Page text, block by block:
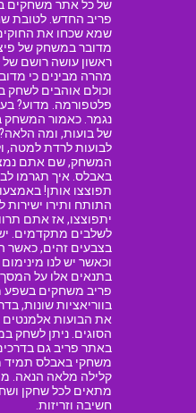
של כל אתר משחקים
פריב החדש. לטובת
שמא שכחו את החוקים
מדובר במשחק של
ראשון עושה רושם
מהרה מבינים כי
וכולם אוהבים לשחק
פלטפורמה. מדוע?
נגמר. כאמור המשחק
של בועות, ומה
לבועות לרדת למטה,
המשחק, שם אתם
באבלס. איך תגרמו
תפוצצו אותן!
התותח ותירו
יתפוצצו, אז אתם
לשלבים מתקדמים. יש
בצבעים זהים, כאשר
וכאשר יש לנו
בתנאים אלו על
פריב משחקים בשפע
בווריאציות שונות,
את הבועות אלמנטים
הסוגים. ניתן לשחק
באתר פריב גם
משחקי באבלס תמיד
קלילה מלאה הנאה.
מתאים לכל שחקן
חשיבה וזריזות.